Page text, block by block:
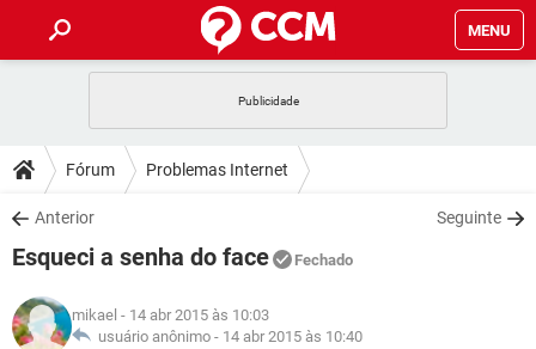
MENU
CELULAR FACEBOOK
OUTLOOK
INSTAGRAM GMAIL
GUIA DE COMPRAS
DICAS
JOGOS WHATSAPP
INSTAGRAM
DOWNLOADS
JOGOS WHATSAPP
CELULAR
OUTLOOK EXCEL
FÓRUM
JOGOS
GLOSSÁRIO
Fórum Problemas Internet
Anterior Seguinte
Esqueci a senha do face Fechado
mikael - 14 abr 2015 às 10:03
usuário anônimo - 14 abr 2015 às 10:40